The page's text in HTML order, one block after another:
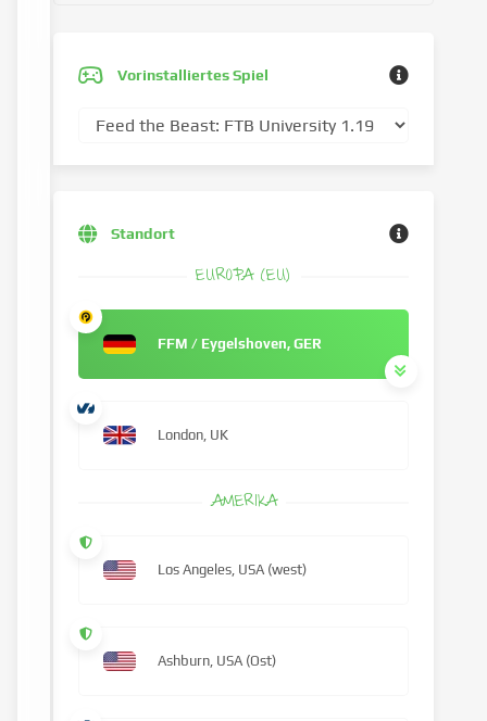
Vorinstalliertes Spiel
Standort
EUROPA (EU)
FFM / Eygelshoven, GER
London, UK
AMERIKA
Los Angeles, USA (west)
Ashburn, USA (Ost)